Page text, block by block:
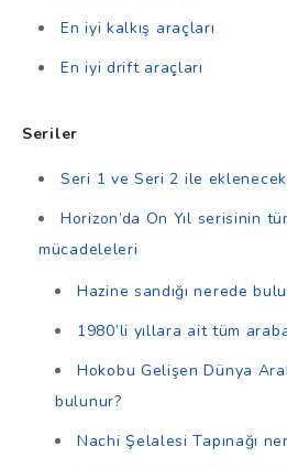
En iyi kalkış araçları
En iyi drift araçları
Seriler
Seri 1 ve Seri 2 ile
Horizon’da On Yıl serisinin
mücadeleleri
Hazine sandığı nerede
1980’li yıllara ait tüm
Hokobu Gelişen Dünya
bulunur?
Nachi Şelalesi Tapınağı